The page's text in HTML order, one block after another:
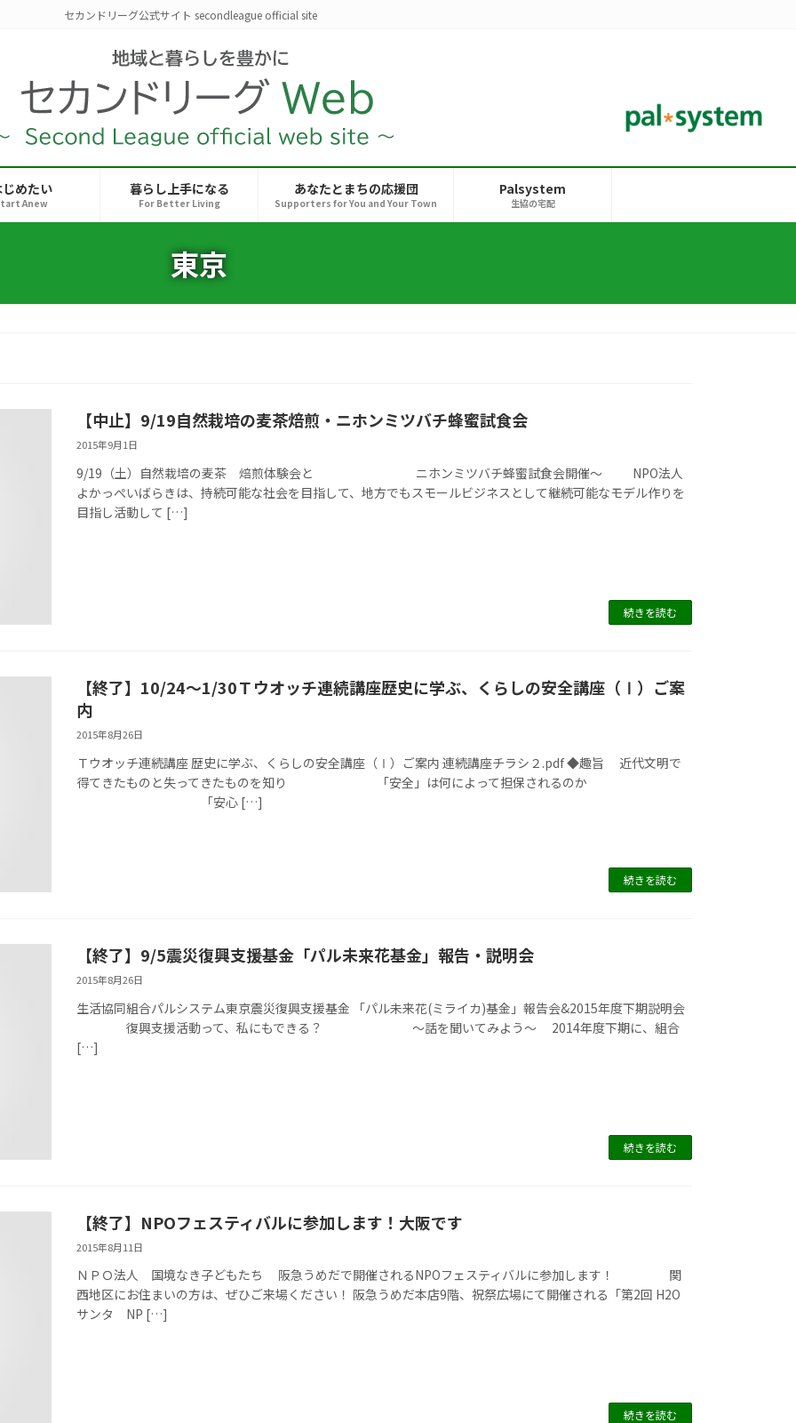
セカンドリーグ公式サイト secondleague official site
めたい
Anew
暮らし上手になる
For Better Living
あなたとまちの応援団
Supporters for You and Your Town
Palsystem
生協の宅配
東京
【中止】9/19自然栽培の麦茶焙煎・ニホンミツバチ蜂蜜試食会
2015年9月1日
9/19（土）自然栽培の麦茶 焙煎体験会と ニホンミツバチ蜂蜜試食会開催～ NPO法人
よかっぺいばらきは、持続可能な社会を目指して、地方でもスモールビジネスとして継続可能なモデル作りを
目指し活動して […]
続きを読む
【終了】10/24～1/30Ｔウオッチ連続講座歴史に学ぶ、くらしの安全講座（Ⅰ）ご案
内
2015年8月26日
Ｔウオッチ連続講座 歴史に学ぶ、くらしの安全講座（Ⅰ）ご案内 連続講座チラシ２.pdf ◆趣旨 近代文明で
得てきたものと失ってきたものを知り 「安全」は何によって担保されるのか
「安心 […]
続きを読む
【終了】9/5震災復興支援基金「パル未来花基金」報告・説明会
2015年8月26日
生活協同組合パルシステム東京震災復興支援基金 「パル未来花(ミライカ)基金」報告会&2015年度下期説明会
復興支援活動って、私にもできる？ ～話を聞いてみよう～ 2014年度下期に、組合
[…]
続きを読む
【終了】NPOフェスティバルに参加します！大阪です
2015年8月11日
ＮＰＯ法人 国境なき子どもたち 阪急うめだで開催されるNPOフェスティバルに参加します！ 関
西地区にお住まいの方は、ぜひご来場ください！ 阪急うめだ本店9階、祝祭広場にて開催される「第2回 H2O
サンタ NP […]
続きを読む